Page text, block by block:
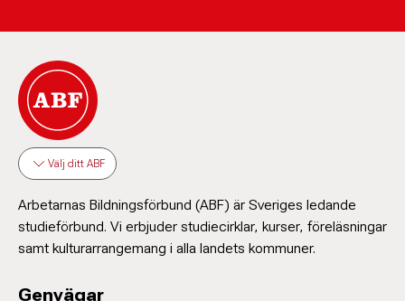
Välj ditt ABF
Arbetarnas Bildningsförbund (ABF) är Sveriges ledande
studieförbund. Vi erbjuder studiecirklar, kurser, föreläsningar
samt kulturarrangemang i alla landets kommuner.
Genvägar